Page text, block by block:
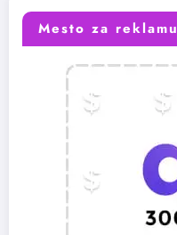
Mesto za reklamu